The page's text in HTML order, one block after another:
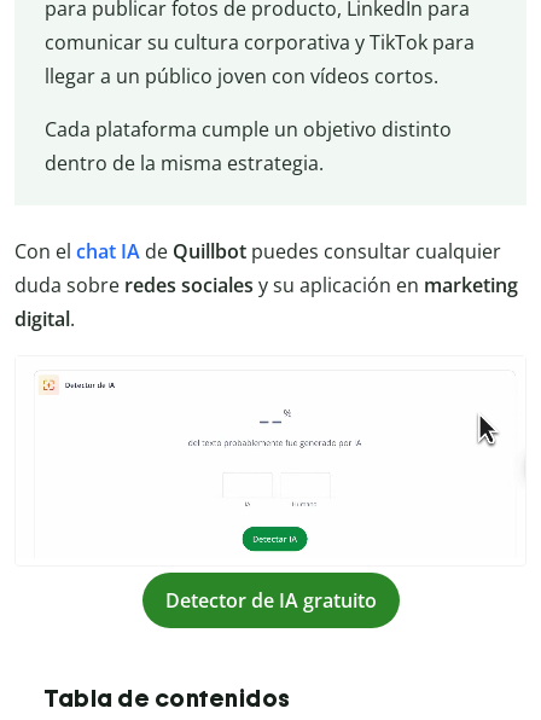
para publicar fotos de producto, LinkedIn para
comunicar su cultura corporativa y TikTok para
llegar a un público joven con vídeos cortos.
Cada plataforma cumple un objetivo distinto
dentro de la misma estrategia.
Con el chat IA de Quillbot puedes consultar cualquier
duda sobre redes sociales y su aplicación en marketing
digital.
Detector de IA gratuito
Tabla de contenidos